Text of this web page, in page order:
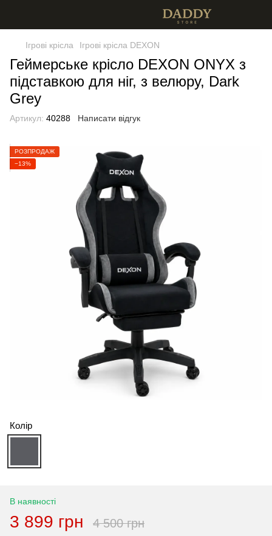
Ігрові крісла Ігрові крісла DEXON
Геймерське крісло DEXON ONYX з
підставкою для ніг, з велюру, Dark
Grey
Артикул: 40288 Написати відгук
РОЗПРОДАЖ
−13%
Колір
В наявності
3 899 грн 4 500 грн